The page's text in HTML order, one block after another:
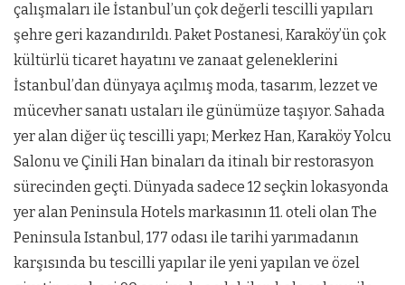
çalışmaları ile İstanbul’un çok değerli tescilli yapıları
şehre geri kazandırıldı. Paket Postanesi, Karaköy’ün çok
kültürlü ticaret hayatını ve zanaat geleneklerini
İstanbul’dan dünyaya açılmış moda, tasarım, lezzet ve
mücevher sanatı ustaları ile günümüze taşıyor. Sahada
yer alan diğer üç tescilli yapı; Merkez Han, Karaköy Yolcu
Salonu ve Çinili Han binaları da itinalı bir restorasyon
sürecinden geçti. Dünyada sadece 12 seçkin lokasyonda
yer alan Peninsula Hotels markasının 11. oteli olan The
Peninsula Istanbul, 177 odası ile tarihi yarımadanın
karşısında bu tescilli yapılar ile yeni yapılan ve özel